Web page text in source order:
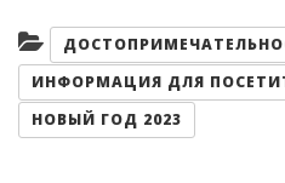
Категории:
ИНФОРМАЦИЯ ДЛЯ
НОВЫЙ ГОД 2023